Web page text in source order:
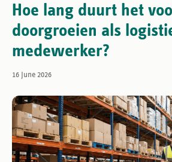
Hoe lang duurt het
doorgroeien als
medewerker?
16 June 2026